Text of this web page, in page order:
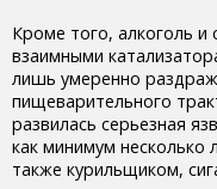
Кроме того, алкоголь и
взаимными
лишь умеренно
пищеварительного
развилась серьезная
как минимум несколько
также курильщиком,